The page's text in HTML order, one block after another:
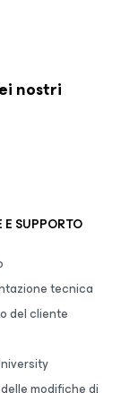
nostri
E SUPPORTO
tecnica
del cliente